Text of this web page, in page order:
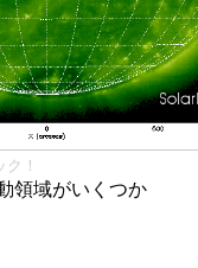
！
領域がいくつか